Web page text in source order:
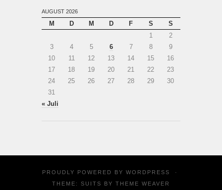
AUGUST 2026
M D M D F S
S
1
2
3
4 5 6 7 8
9
10
11 12 13 14 15
16
17
18 19 20 21 22
23
24
25 26 27 28 29
30
31
« Juli
PROUDLY POWERED BY WORDPRESS
·
THEME: SUITS BY THEME WEAVER